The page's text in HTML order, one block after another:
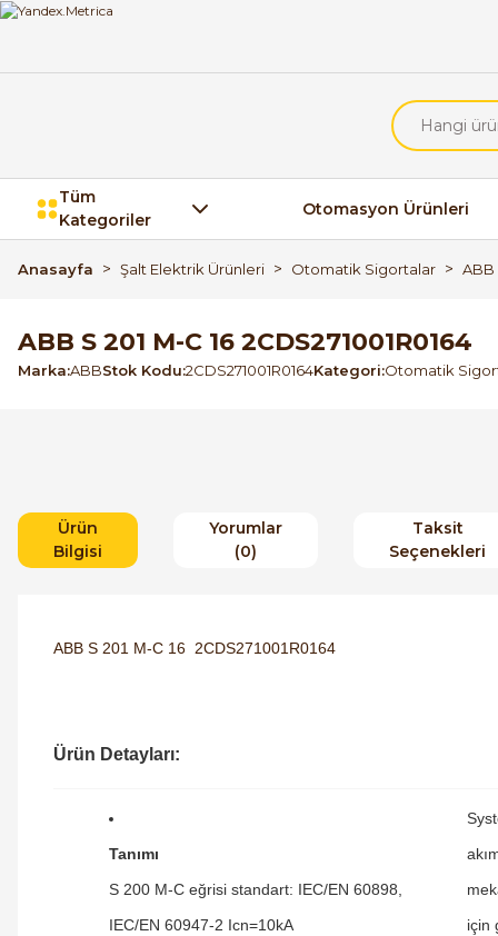
Tüm
Kategoriler
Otomasyon Ürünleri
Anasayfa Şalt Elektrik Ürünleri Otomatik Sigortalar ABB
ABB S 201 M-C 16 2CDS271001R0164
Marka ABBStok Kodu 2CDS271001R0164Kategori Otomatik
Ürün
Bilgisi
Yorumlar
(0)
Taksit
Seçenekleri
ABB S 201 M-C 16 2CDS271001R0164
Ürün Detayları:
Tanımı
S 200 M-C eğrisi standart: IEC/EN 60898,
IEC/EN 60947-2 Icn=10kA
için